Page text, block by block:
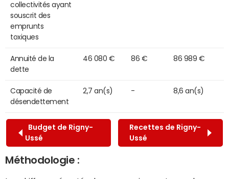
collectivités ayant
souscrit des
emprunts
toxiques
Annuité de la
dette
46 080 € 86 € 86 989 €
Capacité de
désendettement
2,7 an(s) - 8,6 an(s)
Budget de Rigny-
Ussé
Recettes de Rigny-
Ussé
Méthodologie :